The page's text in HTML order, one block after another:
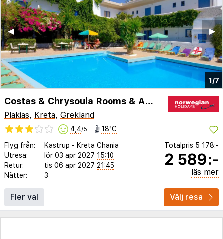
1/7
▶︎
◀︎
Costas & Chrysoula Rooms & Apartments
Plakias, Kreta, Grekland
4,4/5 18°C
Flyg från: Kastrup - Kreta Chania
Utresa:
lör 03 apr 2027 15:10
Retur:
tis 06 apr 2027 21:45
Nätter:
3
Totalpris 5 178:-
2 589:-
läs mer
Fler val Välj resa